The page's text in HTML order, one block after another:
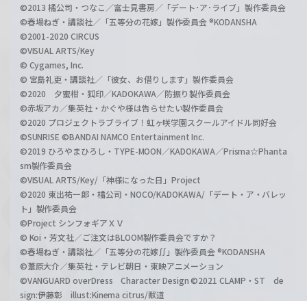
©2013 橘公司・つなこ／富士見書房／「デート･ア･ライブ」製作委員会
©春場ねぎ・講談社／「五等分の花嫁」製作委員会 ®KODANSHA
©2001-2020 CIRCUS
©VISUAL ARTS/Key
© Cygames, Inc.
© 宮島礼吏・講談社／「彼女、お借りします」製作委員会
©2020 夕蜜柑・狐印／KADOKAWA／防振り製作委員会
©赤坂アカ／集英社・かぐや様は告らせたい製作委員会
©2020 プロジェクトラブライブ！虹ヶ咲学園スクールアイドル同好会
©SUNRISE ©BANDAI NAMCO Entertainment Inc.
©2019 ひろやまひろし・TYPE-MOON／KADOKAWA／Prisma☆Phanta
sm製作委員会
©VISUAL ARTS/Key/「神様になった日」Project
©2020 東出祐一郎・橘公司・NOCO/KADOKAWA/「デート・ア・バレッ
ト」製作委員会
©Project シンフォギアＸＶ
© Koi・芳文社／ご注文はBLOOM製作委員会ですか？
©春場ねぎ・講談社／「五等分の花嫁∬」製作委員会 ®KODANSHA
©葦原大介／集英社・テレビ朝日・東映アニメーション
©VANGUARD overDress Character Design ©2021 CLAMP・ST de
sign:伊藤彰 illust:Kinema citrus/獣道